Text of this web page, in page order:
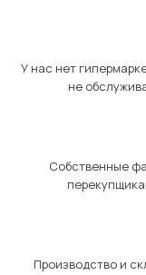
У нас нет
не
Собственные
Производство и